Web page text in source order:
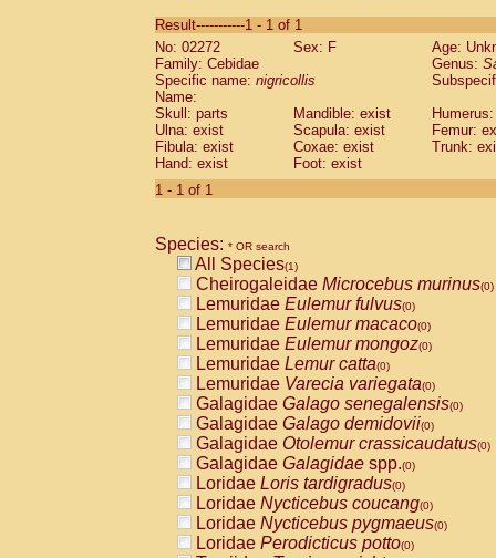
CebidaeSaguinus labiatus(0)
Cebidae Saguinus leucopus (0)
Cebidae
CebidaeSaguinus mystax
Cebidae Saguinus nigricollis (1)
Cebidae Saguinus oedipus
Cebidae Saguinus weddelli
Cebidae Saguinusspp.
Cebidae
CebidaeCebus capucinus
CebidaeCebus nigrivittatus
CebidaeCebus spp.(0)
CebidaeSaimiri boliviensis(0)
CebidaeSaimiri sciureus(0)
AtelidaeAlouatta caraya(0)
AtelidaeAlouatta fusca(0)
AtelidaeAlouatta seniculus(0)
AtelidaeAlouattaspp.(0)
AtelidaeAteles belzebuth(0)
AtelidaeAteles geoffroyi(0)
AtelidaeAteles paniscus(0)
AtelidaeAtelesspp.(0)
AtelidaeLagothrix lagothricha(0)
AtelidaeLagothrix lagothricha cana
PitheciidaeCacajao calvus
Result-----------1 - 1 of 1
No: 02272
Sex: F
Age:
Family: Cebidae
Genus:
Specific name: nigricollis
Name:
Skull: parts
Mandible: exist
Ulna: exist
Scapula: exist
Femur:
Fibula: exist
Coxae: exist
Trunk:
Hand: exist
Foot: exist
1 - 1 of 1
Species: * OR search
All Species(1)
Cheirogaleidae Microcebus murinus(0)
Lemuridae Eulemur fulvus(0)
Lemuridae Eulemur macaco(0)
Lemuridae Eulemur mongoz(0)
Lemuridae Lemur catta(0)
Lemuridae Varecia variegata(0)
Galagidae Galago senegalensis(0)
Galagidae Galago demidovii(0)
Galagidae Otolemur crassicaudatus(0)
Galagidae Galagidae spp.(0)
Loridae Loris tardigradus(0)
Loridae Nycticebus coucang(0)
Loridae Nycticebus pygmaeus(0)
Loridae Perodicticus potto(0)